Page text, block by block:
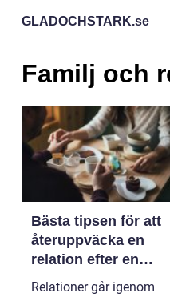
GLADOCHSTARK.se
Familj och
Bästa tipsen för att
återuppväcka en
relation efter en
tuff period
Relationer går igenom